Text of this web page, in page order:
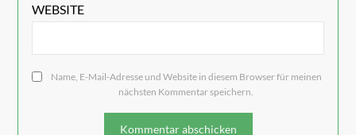
WEBSITE
Name, E-Mail-Adresse und Website in diesem Browser für meinen
nächsten Kommentar speichern.